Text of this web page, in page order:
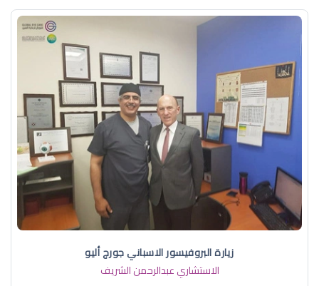
زيارة البروفيسور الاسباني جورج أليو
الاستشاري عبدالرحمن الشريف